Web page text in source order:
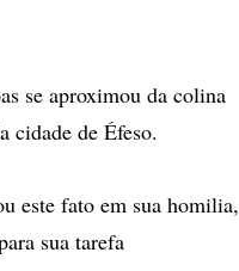
se aproximou da colina
cidade de Éfeso.
este fato em sua homilia,
sua tarefa